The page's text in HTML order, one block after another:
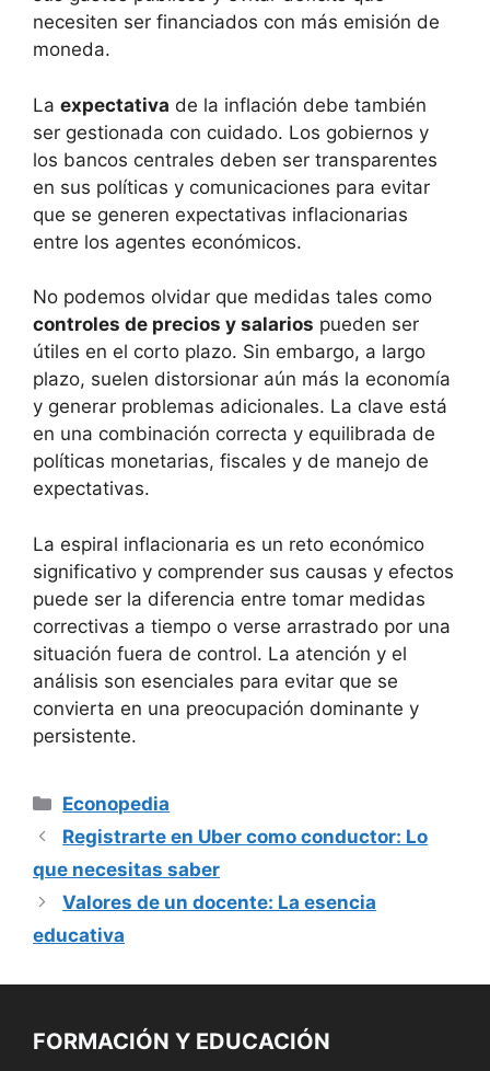
necesiten ser financiados con más emisión de
moneda.
La expectativa de la inflación debe también
ser gestionada con cuidado. Los gobiernos y
los bancos centrales deben ser transparentes
en sus políticas y comunicaciones para evitar
que se generen expectativas inflacionarias
entre los agentes económicos.
No podemos olvidar que medidas tales como
controles de precios y salarios pueden ser
útiles en el corto plazo. Sin embargo, a largo
plazo, suelen distorsionar aún más la economía
y generar problemas adicionales. La clave está
en una combinación correcta y equilibrada de
políticas monetarias, fiscales y de manejo de
expectativas.
La espiral inflacionaria es un reto económico
significativo y comprender sus causas y efectos
puede ser la diferencia entre tomar medidas
correctivas a tiempo o verse arrastrado por una
situación fuera de control. La atención y el
análisis son esenciales para evitar que se
convierta en una preocupación dominante y
persistente.
Categorías
Econopedia
Registrarte en Uber como conductor: Lo
que necesitas saber
Valores de un docente: La esencia
educativa
FORMACIÓN Y EDUCACIÓN